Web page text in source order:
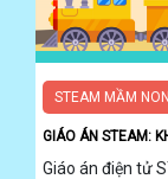
STEAM MẦM NON
GIÁO ÁN STEAM:
Giáo án điện tử